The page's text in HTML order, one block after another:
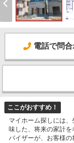
電話で問
ここがおすすめ！
マイホーム探しには
味した、将来の家計
バイザーが、お客様